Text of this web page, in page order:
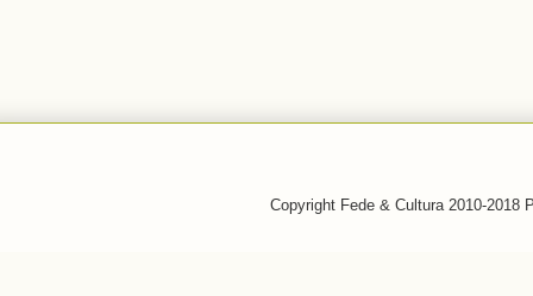
Copyright Fede & Cultura 2010-2018